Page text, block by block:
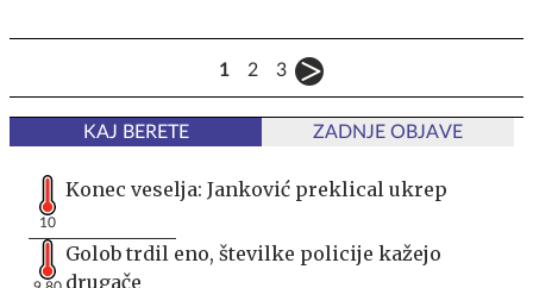
1 2 3
KAJ BERETE ZADNJE OBJAVE
10
Konec veselja: Janković preklical ukrep
Golob trdil eno, številke policije kažejo
drugače